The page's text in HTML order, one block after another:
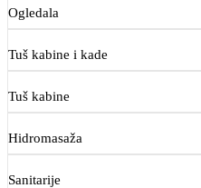
Ogledala
Tuš kabine i kade
Tuš kabine
Hidromasaža
Sanitarije